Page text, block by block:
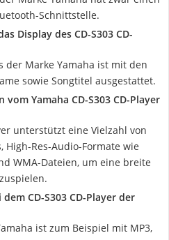
Schnittstelle.
Display des CD-S303 CD-
der Marke Yamaha ist mit den
sowie Songtitel ausgestattet.
Yamaha CD-S303 CD-Player
unterstützt eine Vielzahl von
Res-Audio-Formate wie
WMA-Dateien, um eine breite
CD-S303 CD-Player der
ist zum Beispiel mit MP3,